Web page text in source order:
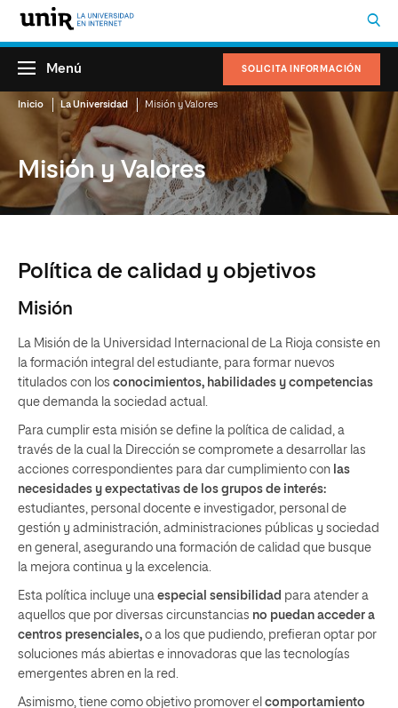
SOLICITA INFORMACIÓN
Menú
Inicio La Universidad Misión y Valores
Misión y Valores
Política de calidad y objetivos
Misión
La Misión de la Universidad Internacional de La Rioja consiste en
la formación integral del estudiante, para formar nuevos
titulados con los conocimientos, habilidades y competencias
que demanda la sociedad actual.
Para cumplir esta misión se define la política de calidad, a
través de la cual la Dirección se compromete a desarrollar las
acciones correspondientes para dar cumplimiento con las
necesidades y expectativas de los grupos de interés:
estudiantes, personal docente e investigador, personal de
gestión y administración, administraciones públicas y sociedad
en general, asegurando una formación de calidad que busque
la mejora continua y la excelencia.
Esta política incluye una especial sensibilidad para atender a
aquellos que por diversas circunstancias no puedan acceder a
centros presenciales, o a los que pudiendo, prefieran optar por
soluciones más abiertas e innovadoras que las tecnologías
emergentes abren en la red.
Asimismo, tiene como objetivo promover el comportamiento